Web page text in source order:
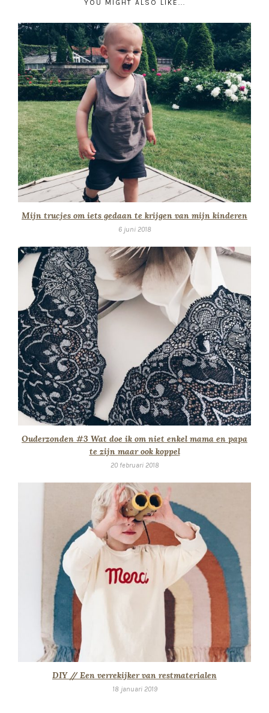
YOU MIGHT ALSO LIKE...
Mijn trucjes om iets gedaan te krijgen van mijn kinderen
6 juni 2018
Ouderzonden #3 Wat doe ik om niet enkel mama en papa
te zijn maar ook koppel
20 februari 2018
DIY // Een verrekijker van restmaterialen
18 januari 2019